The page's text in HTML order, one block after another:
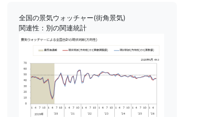
全国の景気ウォッチャー(街角景気)
関連性：別の関連統計